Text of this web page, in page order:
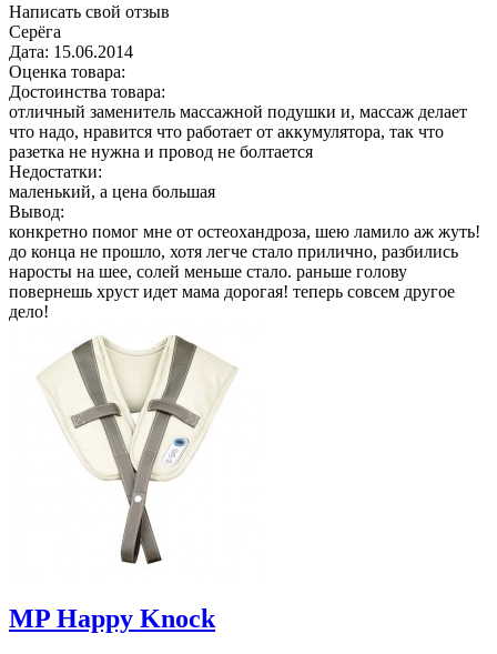
Написать свой отзыв
Серёга
Дата: 15.06.2014
Оценка товара:
Достоинства товара:
отличный заменитель массажной подушки и, массаж делает
что надо, нравится что работает от аккумулятора, так что
разетка не нужна и провод не болтается
Недостатки:
маленький, а цена большая
Вывод:
конкретно помог мне от остеохандроза, шею ламило аж жуть!
до конца не прошло, хотя легче стало прилично, разбились
наросты на шее, солей меньше стало. раньше голову
повернешь хруст идет мама дорогая! теперь совсем другое
дело!
MP Happy Knock